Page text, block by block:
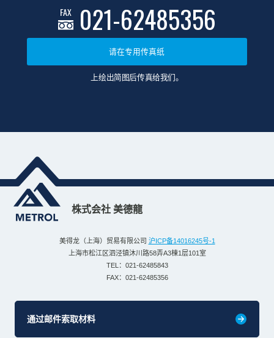
FAX 021-62485356
请在专用传真纸
上绘出简图后传真给我们。
株式会社 美德龍
美得龙（上海）贸易有限公司 沪ICP备14016245号-1
上海市松江区泗泾镇沐川路58弄A3棟1层101室
TEL：021-62485843
FAX：021-62485356
通过邮件索取材料